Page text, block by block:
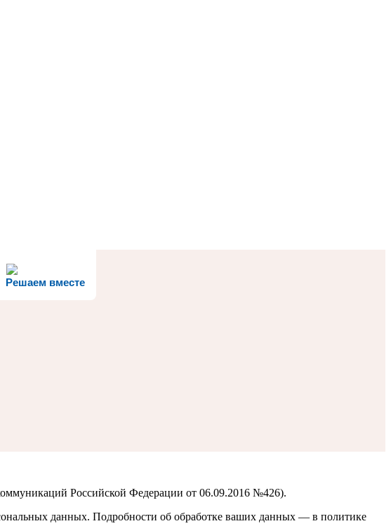
Решаем вместе
Российской Федерации от 06.09.2016 №426).
данных. Подробности об обработке ваших данных — в политике